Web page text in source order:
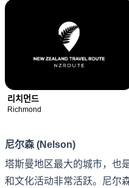
리치먼드
Richmond
尼尔森 (Nelson)
塔斯曼地区最大的城市，也
和文化活动非常活跃。尼尔